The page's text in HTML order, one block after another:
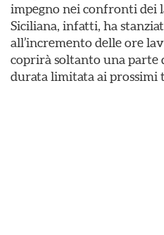
impegno nei confronti dei
Siciliana, infatti, ha
all’incremento delle ore
coprirà soltanto una parte
durata limitata ai prossimi